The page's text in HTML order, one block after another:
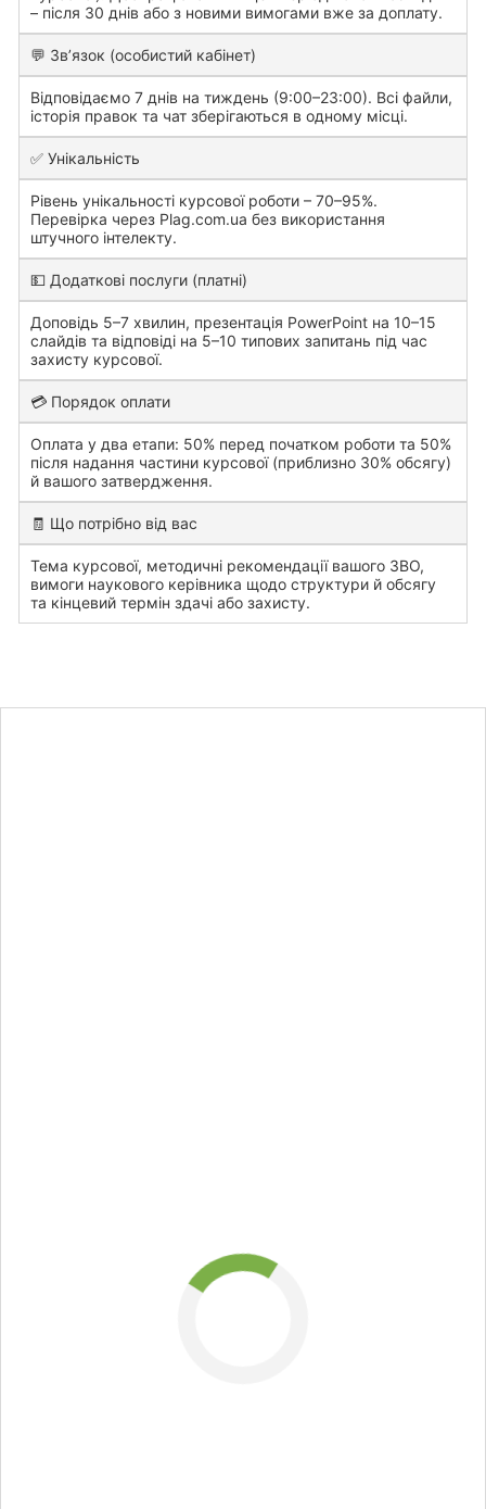
– після 30 днів або з новими вимогами вже за доплату.
💬 Зв’язок (особистий кабінет)
Відповідаємо 7 днів на тиждень (9:00–23:00). Всі файли,
історія правок та чат зберігаються в одному місці.
✅ Унікальність
Рівень унікальності курсової роботи – 70–95%.
Перевірка через Plag.com.ua без використання
штучного інтелекту.
💵 Додаткові послуги (платні)
Доповідь 5–7 хвилин, презентація PowerPoint на 10–15
слайдів та відповіді на 5–10 типових запитань під час
захисту курсової.
💳 Порядок оплати
Оплата у два етапи: 50% перед початком роботи та 50%
після надання частини курсової (приблизно 30% обсягу)
й вашого затвердження.
🧾 Що потрібно від вас
Тема курсової, методичні рекомендації вашого ЗВО,
вимоги наукового керівника щодо структури й обсягу
та кінцевий термін здачі або захисту.